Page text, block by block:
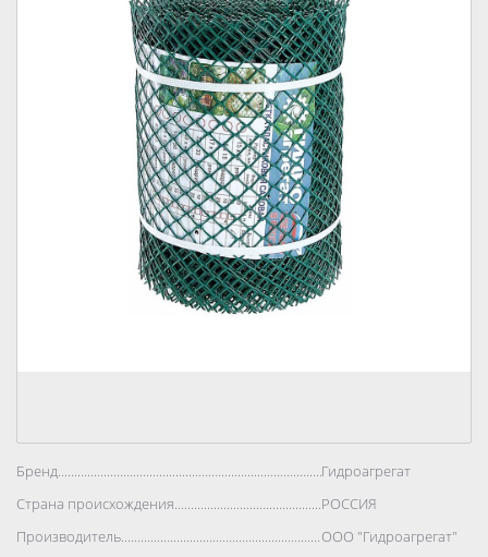
Бренд..................................................................................Гидроагрегат
Страна происхождения..................................................................................
РОССИЯ
Производитель..................................................................................ООО "Гидроагрегат"